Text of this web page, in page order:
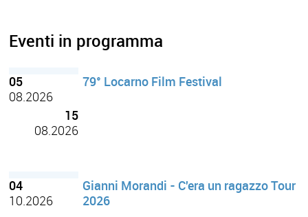
Eventi in programma
05
08.2026
15
08.2026
79° Locarno Film Festival
04
10.2026
Gianni Morandi - C'era un ragazzo Tour
2026